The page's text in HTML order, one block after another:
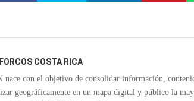
FORCOS COSTA RICA
nace con el objetivo de consolidar información,
geográficamente en un mapa digital y público la